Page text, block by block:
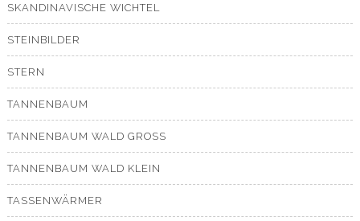
SKANDINAVISCHE WICHTEL
STEINBILDER
STERN
TANNENBAUM
TANNENBAUM WALD GROSS
TANNENBAUM WALD KLEIN
TASSENWÄRMER